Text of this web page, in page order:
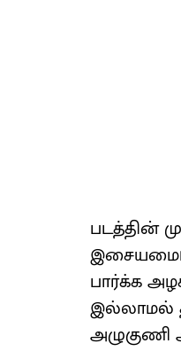
படத்தின்
பார்க்க
இல்லாமல்